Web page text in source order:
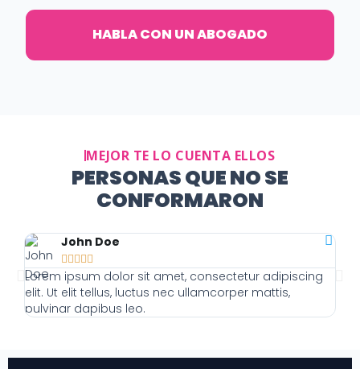
HABLA CON UN ABOGADO
MEJOR TE LO CUENTA ELLOS
PERSONAS QUE NO SE
CONFORMARON
John Doe
    
Lorem ipsum dolor sit amet, consectetur adipiscing
elit. Ut elit tellus, luctus nec ullamcorper mattis,
pulvinar dapibus leo.